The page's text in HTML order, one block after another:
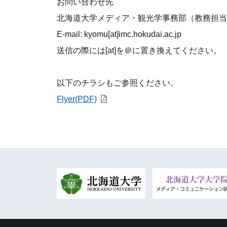
お問い合わせ先
北海道大学メディア・観光学事務部（教務担
E-mail: kyomu[at]imc.hokudai.ac.jp
送信の際には[at]を＠に置き換えてください。
以下のチラシもご参照ください。
Flyer(PDF)